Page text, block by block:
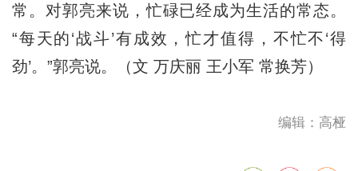
常。对郭亮来说，忙碌已经成为生活的常态。
“每天的‘战斗’有成效，忙才值得，不忙不‘得
劲’。”郭亮说。（文 万庆丽 王小军 常换芳）
编辑：高桠